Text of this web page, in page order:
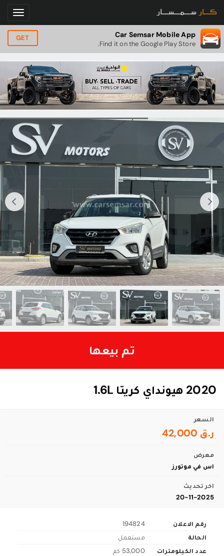
Car Semsar Mobile App
Find it on the Google Play Store.
GET
تم بيعها
2020 هيونداي كريتا 1.6L
السعر
ر.ق 42,000
معرض
اس في موتورز
اخر تحديث
20-11-2025
رقم الاعلان
194824
الحالة
مستعمل
عدد الكيلومترات
53,000 كم